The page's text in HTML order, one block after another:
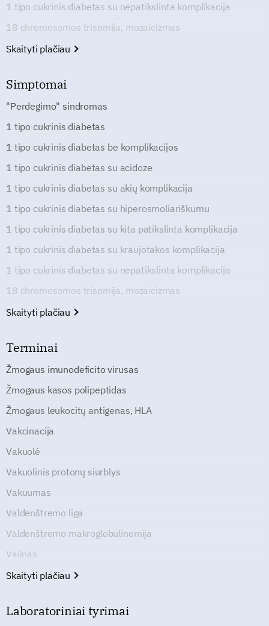
1 tipo cukrinis diabetas su nepatikslinta komplikacija
18 chromosomos trisomija, mozaicizmas
Skaityti plačiau
Simptomai
"Perdegimo" sindromas
1 tipo cukrinis diabetas
1 tipo cukrinis diabetas be komplikacijos
1 tipo cukrinis diabetas su acidoze
1 tipo cukrinis diabetas su akių komplikacija
1 tipo cukrinis diabetas su hiperosmoliariškumu
1 tipo cukrinis diabetas su kita patikslinta komplikacija
1 tipo cukrinis diabetas su kraujotakos komplikacija
1 tipo cukrinis diabetas su nepatikslinta komplikacija
18 chromosomos trisomija, mozaicizmas
Skaityti plačiau
Terminai
Žmogaus imunodeficito virusas
Žmogaus kasos polipeptidas
Žmogaus leukocitų antigenas, HLA
Vakcinacija
Vakuolė
Vakuolinis protonų siurblys
Vakuumas
Valdenštremo liga
Valdenštremo makroglobulinemija
Valinas
Skaityti plačiau
Laboratoriniai tyrimai